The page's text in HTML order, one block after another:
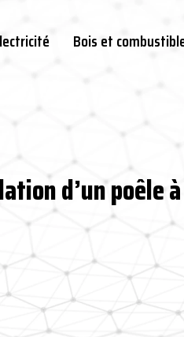
Bois et
d’un poêle